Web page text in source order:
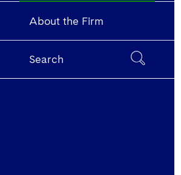
About the Firm
Search